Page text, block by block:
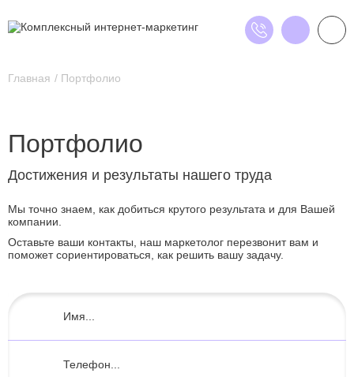
Главная Портфолио
Портфолио
Достижения и результаты нашего труда
Мы точно знаем, как добиться крутого результата и для Вашей
компании.
Оставьте ваши контакты, наш маркетолог перезвонит вам и
поможет сориентироваться, как решить вашу задачу.